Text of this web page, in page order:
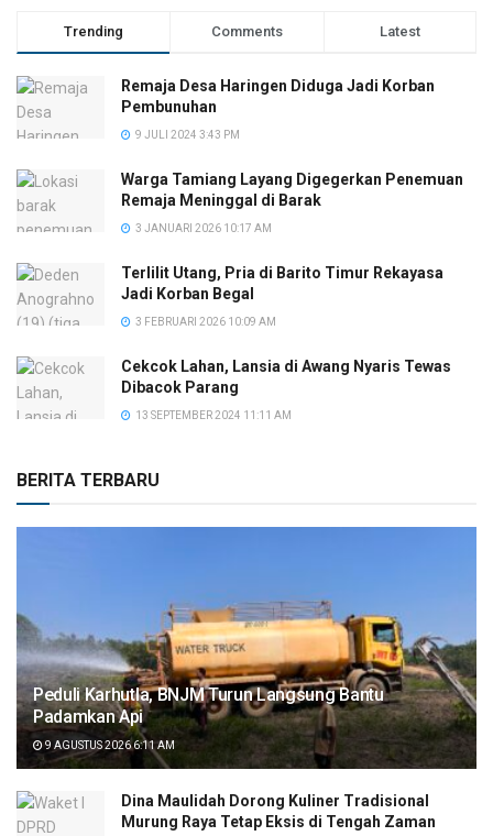
Trending Comments Latest
Remaja Desa Haringen Diduga Jadi Korban
Pembunuhan
9 JULI 2024 3:43 PM
Warga Tamiang Layang Digegerkan Penemuan
Remaja Meninggal di Barak
3 JANUARI 2026 10:17 AM
Terlilit Utang, Pria di Barito Timur Rekayasa
Jadi Korban Begal
3 FEBRUARI 2026 10:09 AM
Cekcok Lahan, Lansia di Awang Nyaris Tewas
Dibacok Parang
13 SEPTEMBER 2024 11:11 AM
BERITA TERBARU
Peduli Karhutla, BNJM Turun Langsung Bantu
Padamkan Api
9 AGUSTUS 2026 6:11 AM
Dina Maulidah Dorong Kuliner Tradisional
Murung Raya Tetap Eksis di Tengah Zaman